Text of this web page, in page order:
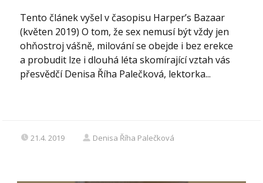
Tento článek vyšel v časopisu Harper’s Bazaar
(květen 2019) O tom, že sex nemusí být vždy jen
ohňostroj vášně, milování se obejde i bez erekce
a probudit lze i dlouhá léta skomírající vztah vás
přesvědčí Denisa Říha Palečková, lektorka...
21.4. 2019 Denisa Říha Palečková